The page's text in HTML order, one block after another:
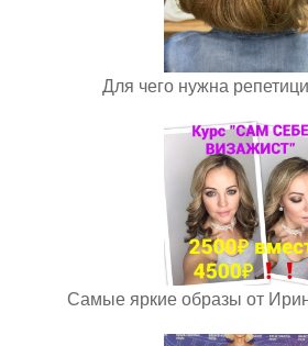
Для чего нужна
Самые яркие образы от